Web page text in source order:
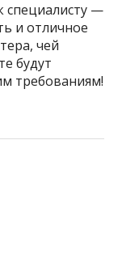
специалисту —
и отличное
чей
будут
требованиям!